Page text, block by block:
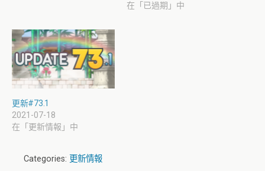
在「已過期」中
更新#73.1
2021-07-18
在「更新情報」中
Categories: 更新情報